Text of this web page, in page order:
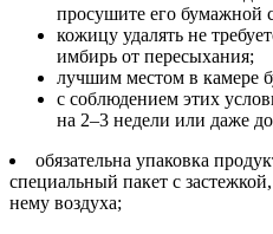
просушите его бумажной
кожицу удалять не
имбирь от пересыхания;
лучшим местом в камере
с соблюдением этих
на 2–3 недели или даже
обязательна упаковка
специальный пакет с
нему воздуха;